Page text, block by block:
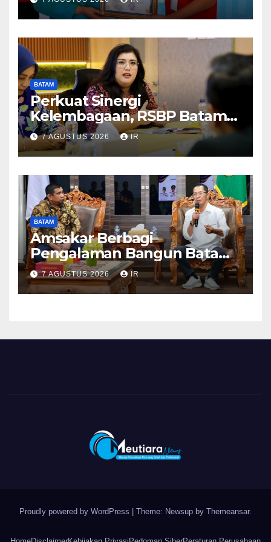
BATAM
Perkuat Sinergi
Kelembagaan, RSBP Batam
dan BPOM Pastikan
Pelayanan dan Ketersediaan
Obat Aman
7 AGUSTUS 2026 IR
BATAM
Amsakar Berbagi
Pengalaman Bangun Batam,
DPRD Dumai Dalami
Pendidikan hingga Investasi
7 AGUSTUS 2026 IR
Proudly powered by WordPress Theme: Newsup by Themeansar.